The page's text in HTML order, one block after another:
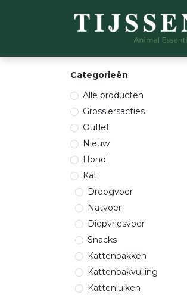
Categorieën
Alle producten
Grossiersacties
Outlet
Nieuw
Hond
Kat
Droogvoer
Natvoer
Diepvriesvoer
Snacks
Kattenbakken
Kattenbakvulling
Kattenluiken